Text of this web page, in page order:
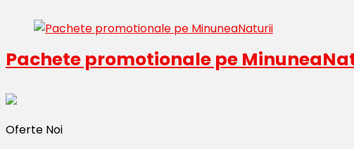
Pachete promotionale pe
Oferte Noi